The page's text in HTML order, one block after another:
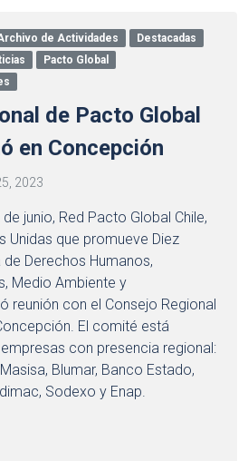
de Actividades
Destacadas
Pacto Global
de Pacto Global
en Concepción
2023
junio, Red Pacto Global Chile,
Unidas que promueve Diez
Derechos Humanos,
Medio Ambiente y
reunión con el Consejo Regional
El comité está
con presencia regional:
Blumar, Banco Estado,
Sodexo y Enap.